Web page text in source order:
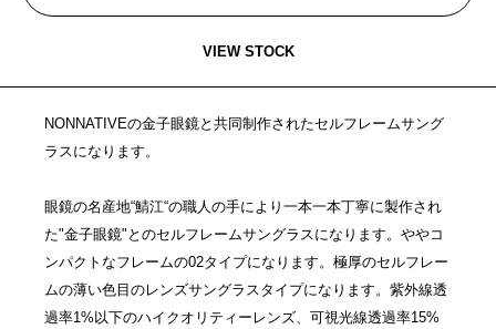
VIEW STOCK
NONNATIVEの金子眼鏡と共同制作されたセルフレームサング
ラスになります。
眼鏡の名産地“鯖江“の職人の手により一本一本丁寧に製作され
た"金子眼鏡"とのセルフレームサングラスになります。ややコ
ンパクトなフレームの02タイプになります。極厚のセルフレー
ムの薄い色目のレンズサングラスタイプになります。紫外線透
過率1%以下のハイクオリティーレンズ、可視光線透過率15%